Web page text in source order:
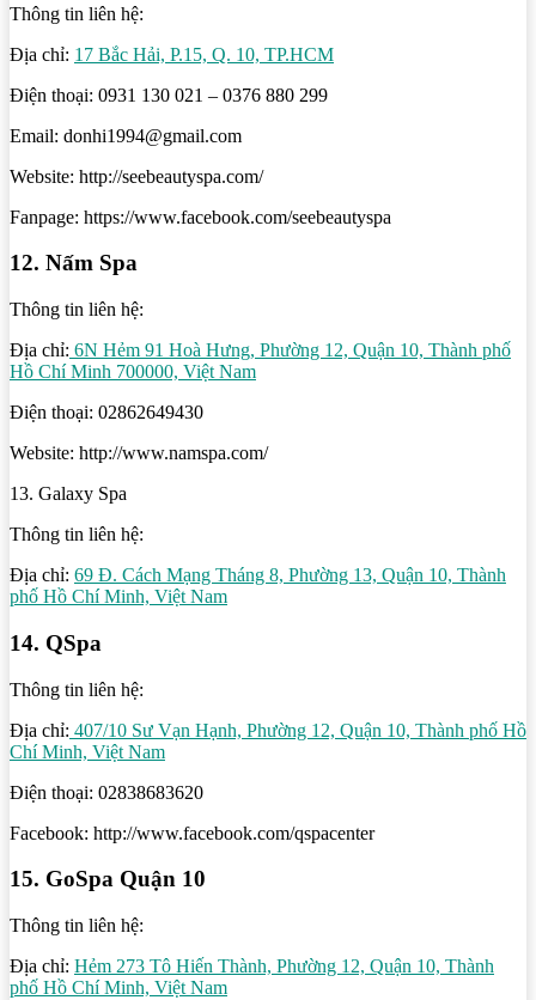
Thông tin liên hệ:
Địa chỉ: 17 Bắc Hải, P.15, Q. 10, TP.HCM
Điện thoại: 0931 130 021 – 0376 880 299
Email: donhi1994@gmail.com
Website: http://seebeautyspa.com/
Fanpage: https://www.facebook.com/seebeautyspa
12. Nấm Spa
Thông tin liên hệ:
Địa chỉ: 6N Hẻm 91 Hoà Hưng, Phường 12, Quận 10, Thành phố
Hồ Chí Minh 700000, Việt Nam
Điện thoại: 02862649430
Website: http://www.namspa.com/
13. Galaxy Spa
Thông tin liên hệ:
Địa chỉ: 69 Đ. Cách Mạng Tháng 8, Phường 13, Quận 10, Thành
phố Hồ Chí Minh, Việt Nam
14. QSpa
Thông tin liên hệ:
Địa chỉ: 407/10 Sư Vạn Hạnh, Phường 12, Quận 10, Thành phố Hồ
Chí Minh, Việt Nam
Điện thoại: 02838683620
Facebook: http://www.facebook.com/qspacenter
15. GoSpa Quận 10
Thông tin liên hệ:
Địa chỉ: Hẻm 273 Tô Hiến Thành, Phường 12, Quận 10, Thành
phố Hồ Chí Minh, Việt Nam